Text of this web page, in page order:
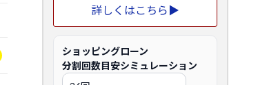
詳しくはこちら▶
ショッピングローン
分割回数目安シミュレーション